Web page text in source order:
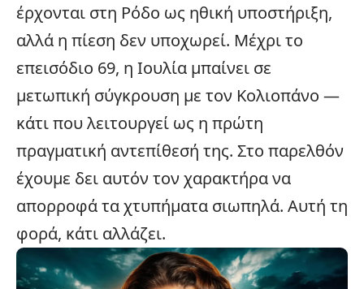
έρχονται στη Ρόδο ως ηθική υποστήριξη,
αλλά η πίεση δεν υποχωρεί. Μέχρι το
επεισόδιο 69, η Ιουλία μπαίνει σε
μετωπική σύγκρουση με τον Κολιοπάνο —
κάτι που λειτουργεί ως η πρώτη
πραγματική αντεπίθεσή της. Στο παρελθόν
έχουμε δει αυτόν τον χαρακτήρα να
απορροφά τα χτυπήματα σιωπηλά. Αυτή τη
φορά, κάτι αλλάζει.